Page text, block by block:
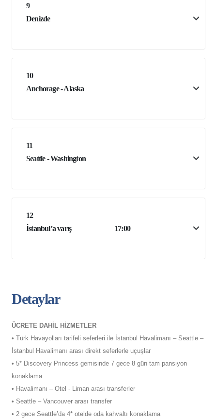
9
Denizde
10
Anchorage - Alaska
11
Seattle - Washington
12
İstanbul’a varış
17:00
Detaylar
ÜCRETE DAHİL HİZMETLER
• Türk Havayolları tarifeli seferleri ile İstanbul Havalimanı – Seattle –
İstanbul Havalimanı arası direkt seferlerle uçuşlar
• 5* Discovery Princess gemisinde 7 gece 8 gün tam pansiyon
konaklama
• Havalimanı – Otel - Liman arası transferler
• Seattle – Vancouver arası transfer
• 2 gece Seattle’da 4* otelde oda kahvaltı konaklama